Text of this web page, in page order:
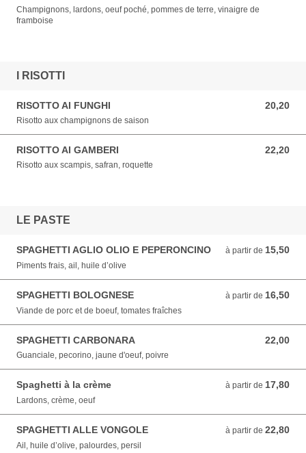
Champignons, lardons, oeuf poché, pommes de terre, vinaigre de
framboise
I RISOTTI
RISOTTO AI FUNGHI 20,20
20,20 EUR
Risotto aux champignons de saison
RISOTTO AI GAMBERI 22,20
22,20 EUR
Risotto aux scampis, safran, roquette
LE PASTE
SPAGHETTI AGLIO OLIO E PEPERONCINO à partir de 15,50
à partir de 15,50 EUR
Piments frais, ail, huile d’olive
SPAGHETTI BOLOGNESE à partir de 16,50
à partir de 16,50 EUR
Viande de porc et de boeuf, tomates fraîches
SPAGHETTI CARBONARA 22,00
22,00 EUR
Guanciale, pecorino, jaune d'oeuf, poivre
Spaghetti à la crème à partir de 17,80
à partir de 17,80 EUR
Lardons, crème, oeuf
SPAGHETTI ALLE VONGOLE à partir de 22,80
à partir de 22,80 EUR
Ail, huile d’olive, palourdes, persil